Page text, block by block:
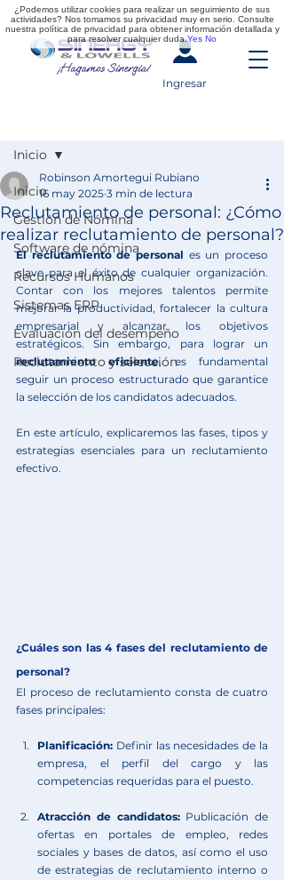
Ingresar
Inicio
Gestión de Nómina
Software de nómina
Recursos Humanos
Sistemas ERP
Evaluación del desempeño
Reclutamiento y selección
Inicio
Reclutamiento de personal: ¿Cómo
realizar reclutamiento de personal?
Robinson Amortegui Rubiano
16 may 2025 3 min de lectura
El reclutamiento de personal es un proceso
clave para el éxito de cualquier organización.
Contar con los mejores talentos permite
mejorar la productividad, fortalecer la cultura
empresarial y alcanzar los objetivos
reclutamiento eficiente, es fundamental
seguir un proceso estructurado que garantice
la selección de los candidatos adecuados.
En este artículo, explicaremos las fases, tipos y
estrategias esenciales para un reclutamiento
efectivo.
¿Cuáles son las 4 fases del reclutamiento de
personal?
El proceso de reclutamiento consta de cuatro
fases principales:
Planificación: Definir las necesidades de la
empresa, el perfil del cargo y las
competencias requeridas para el puesto.
Atracción de candidatos: Publicación de
ofertas en portales de empleo, redes
sociales y bases de datos, así como el uso
de estrategias de reclutamiento interno o
¿Podemos utilizar cookies para realizar un seguimiento de sus
actividades? Nos tomamos su privacidad muy en serio. Consulte
nuestra política de privacidad para obtener información detallada y
para resolver cualquier duda.Yes No